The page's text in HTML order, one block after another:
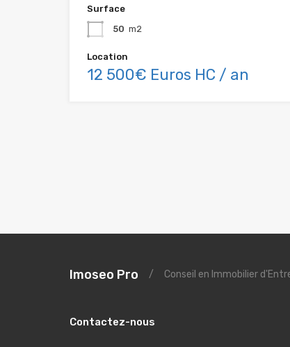
Surface
50 m2
Location
12 500€ Euros HC / an
Imoseo Pro / Conseil en Immobilier
Contactez-nous